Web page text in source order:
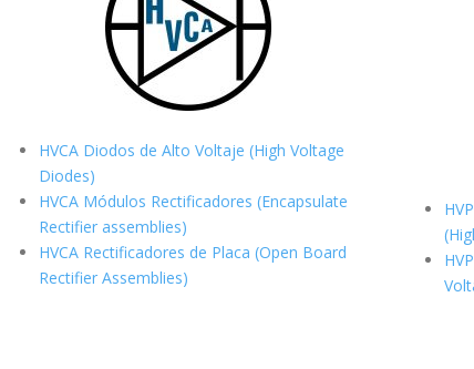
HVCA Diodos de Alto Voltaje (High Voltage
Diodes)
HVCA Módulos Rectificadores (Encapsulate
Rectifier assemblies)
HVCA Rectificadores de Placa (Open Board
Rectifier Assemblies)